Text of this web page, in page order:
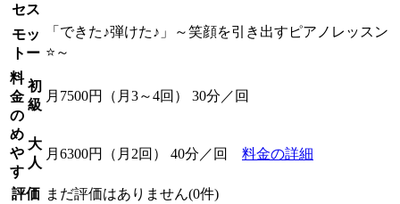
セス
モッ
トー
「できた♪弾けた♪」～笑顔を引き出すピアノレッスン
⭐️～
料
金
の
め
や
す
初
級
月7500円（月3～4回） 30分／回
大
人
月6300円（月2回） 40分／回 料金の詳細
評価 まだ評価はありません(0件)